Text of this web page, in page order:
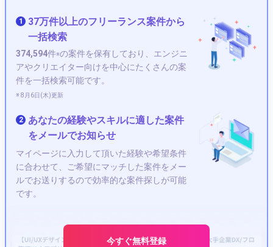
1
37万件以上のフリーランス案件から
一括検索
374,594件※の案件を保有しており、エンジニ
アやクリエイター向けを中心にたくさんの案
件を一括検索可能です。
※ 8月6日(木)更新
2
あなたの経験やスキルに適した案件
をメールでお知らせ
マイページに入力して頂いた経験や希望条件
に合わせて、ご希望にマッチした案件をメー
ルでお送りするので効率的な案件探しが可能
です。
今すぐ無料登録